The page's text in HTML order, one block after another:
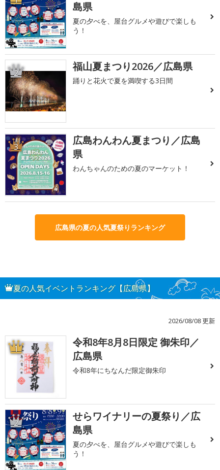
島県
夏の夕べを、屋台グルメや遊びで楽しも
う！
2 福山夏まつり2026／広島県
踊りと花火で夏を満喫する3日間
3
広島わんわん夏まつり／広島
県
わんちゃんのための夏のマーケット！
広島県の夏の人気夏祭りランキング
夏の人気イベントランキング【広島県】
2026/08/08 更新
1
令和8年8月8日限定 御朱印／
広島県
令和8年にちなんだ限定御朱印
2
せらワイナリーの夏祭り／広
島県
夏の夕べを、屋台グルメや遊びで楽しも
う！